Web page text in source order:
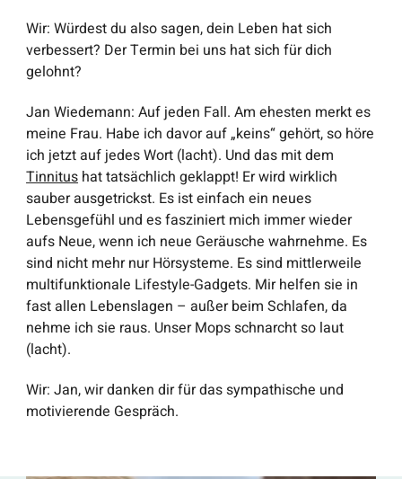
Wir: Würdest du also sagen, dein Leben hat sich
verbessert? Der Termin bei uns hat sich für dich
gelohnt?
Jan Wiedemann: Auf jeden Fall. Am ehesten merkt es
meine Frau. Habe ich davor auf „keins“ gehört, so höre
ich jetzt auf jedes Wort (lacht). Und das mit dem
Tinnitus hat tatsächlich geklappt! Er wird wirklich
sauber ausgetrickst. Es ist einfach ein neues
Lebensgefühl und es fasziniert mich immer wieder
aufs Neue, wenn ich neue Geräusche wahrnehme. Es
sind nicht mehr nur Hörsysteme. Es sind mittlerweile
multifunktionale Lifestyle-Gadgets. Mir helfen sie in
fast allen Lebenslagen – außer beim Schlafen, da
nehme ich sie raus. Unser Mops schnarcht so laut
(lacht).
Wir: Jan, wir danken dir für das sympathische und
motivierende Gespräch.